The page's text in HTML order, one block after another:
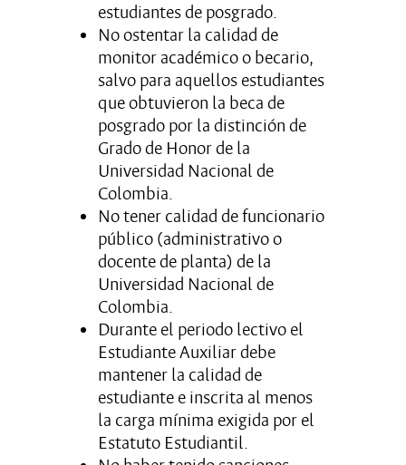
estudiantes de posgrado.
No ostentar la calidad de
monitor académico o becario,
salvo para aquellos estudiantes
que obtuvieron la beca de
posgrado por la distinción de
Grado de Honor de la
Universidad Nacional de
Colombia.
No tener calidad de funcionario
público (administrativo o
docente de planta) de la
Universidad Nacional de
Colombia.
Durante el periodo lectivo el
Estudiante Auxiliar debe
mantener la calidad de
estudiante e inscrita al menos
la carga mínima exigida por el
Estatuto Estudiantil.